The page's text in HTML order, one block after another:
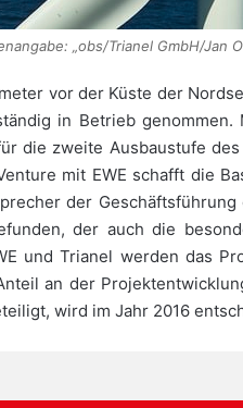
„obs/Trianel GmbH/Jan
vor der Küste der
in Betrieb
die zweite Ausbaustufe
mit EWE schafft die
der
der auch die
und Trianel werden das
an der
wird im Jahr 2016